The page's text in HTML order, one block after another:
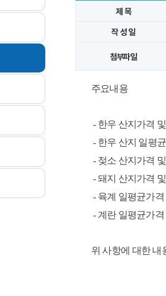
제 목
작 성 일
첨부파일
주요내용
- 한우 산지가격
- 한우 산지 일평
- 젖소 산지가격
- 돼지 산지가격
- 육계 일평균가
- 계란 일평균가
위 사항에 대한 내